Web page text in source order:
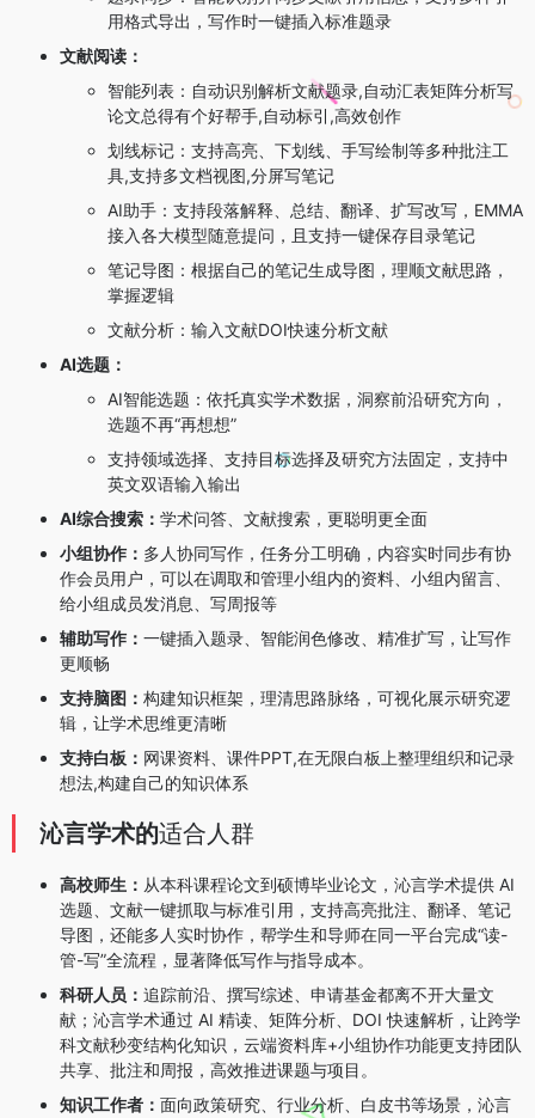
用格式导出，写作时一键插入标准题录
文献阅读：
智能列表：自动识别解析文献题录,自动汇表矩阵分析写
论文总得有个好帮手,自动标引,高效创作
划线标记：支持高亮、下划线、手写绘制等多种批注工
具,支持多文档视图,分屏写笔记
AI助手：支持段落解释、总结、翻译、扩写改写，EMMA
接入各大模型随意提问，且支持一键保存目录笔记
笔记导图：根据自己的笔记生成导图，理顺文献思路，
掌握逻辑
文献分析：输入文献DOI快速分析文献
AI选题：
AI智能选题：依托真实学术数据，洞察前沿研究方向，
选题不再“再想想”
支持领域选择、支持目标选择及研究方法固定，支持中
英文双语输入输出
AI综合搜索： 学术问答、文献搜索，更聪明更全面
小组协作： 多人协同写作，任务分工明确，内容实时同步有协
作会员用户，可以在调取和管理小组内的资料、小组内留言、
给小组成员发消息、写周报等
辅助写作： 一键插入题录、智能润色修改、精准扩写，让写作
更顺畅
支持脑图： 构建知识框架，理清思路脉络，可视化展示研究逻
辑，让学术思维更清晰
支持白板： 网课资料、课件PPT,在无限白板上整理组织和记录
想法,构建自己的知识体系
沁言学术的适合人群
高校师生： 从本科课程论文到硕博毕业论文，沁言学术提供 AI
选题、文献一键抓取与标准引用，支持高亮批注、翻译、笔记
导图，还能多人实时协作，帮学生和导师在同一平台完成“读-
管-写”全流程，显著降低写作与指导成本。
科研人员： 追踪前沿、撰写综述、申请基金都离不开大量文
献；沁言学术通过 AI 精读、矩阵分析、DOI 快速解析，让跨学
科文献秒变结构化知识，云端资料库+小组协作功能更支持团队
共享、批注和周报，高效推进课题与项目。
知识工作者： 面向政策研究、行业分析、白皮书等场景，沁言